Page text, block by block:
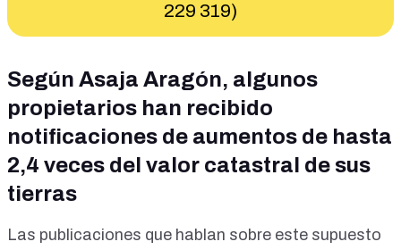
229 319)
Según Asaja Aragón, algunos
propietarios han recibido
notificaciones de aumentos de hasta
2,4 veces del valor catastral de sus
tierras
Las publicaciones que hablan sobre este supuesto